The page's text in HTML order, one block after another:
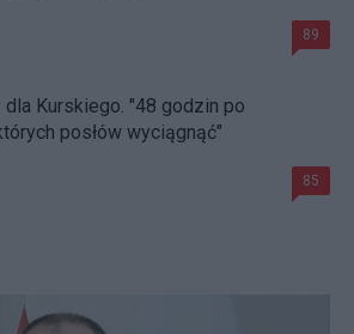
89
Kurskiego. "48 godzin po
posłów wyciągnąć"
85